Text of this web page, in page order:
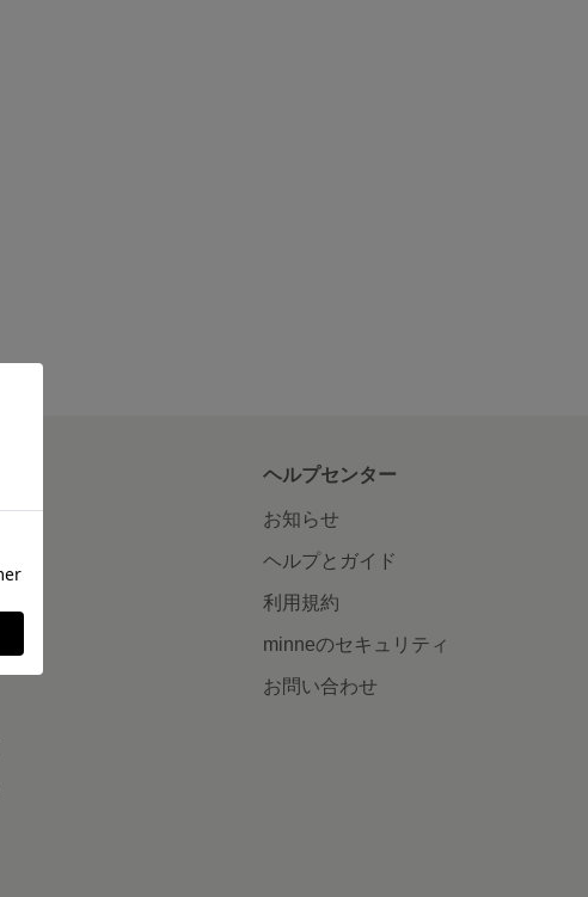
ヘルプセンター
お知らせ
ヘルプとガイド
利用規約
minneのセキュリティ
お問い合わせ